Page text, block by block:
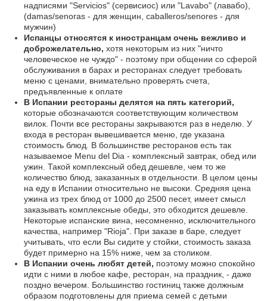
надписями "Servicios" (сервисиос) или "Lavabo" (лавабо),
(damas/senoras - для женщин, caballeros/senores - для
мужчин)
Испанцы относятся к иностранцам очень вежливо и
доброжелательно, хотя некоторым из них "ничто
человеческое не чуждо" - поэтому при общении со сферой
обслуживания в барах и ресторанах следует требовать
меню с ценами, внимательно проверять счета,
предъявленные к оплате
В Испании рестораны делятся на пять категорий,
которые обозначаются соответствующим количеством
вилок. Почти все рестораны закрываются раз в неделю. У
входа в ресторан вывешивается меню, где указана
стоимость блюд. В большинстве ресторанов есть так
называемое Menu del Dia - комплексный завтрак, обед или
ужин. Такой комплексный обед дешевле, чем то же
количество блюд, заказанных в отдельности. В целом цены
на еду в Испании относительно не высоки. Средняя цена
ужина из трех блюд от 1000 до 2500 песет, имеет смысл
заказывать комплексные обеды, это обходится дешевле.
Некоторые испанские вина, несомненно, исключительного
качества, например "Rioja". При заказе в баре, следует
учитывать, что если Вы сидите у стойки, стоимость заказа
будет примерно на 15% ниже, чем за столиком.
В Испании очень любят детей, поэтому можно спокойно
идти с ними в любое кафе, ресторан, на праздник, - даже
поздно вечером. Большинство гостиниц также должным
образом подготовлены для приема семей с детьми